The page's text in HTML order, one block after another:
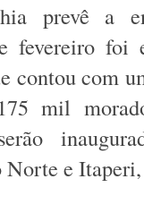
prevê a
fevereiro foi
contou com
mil
Norte e